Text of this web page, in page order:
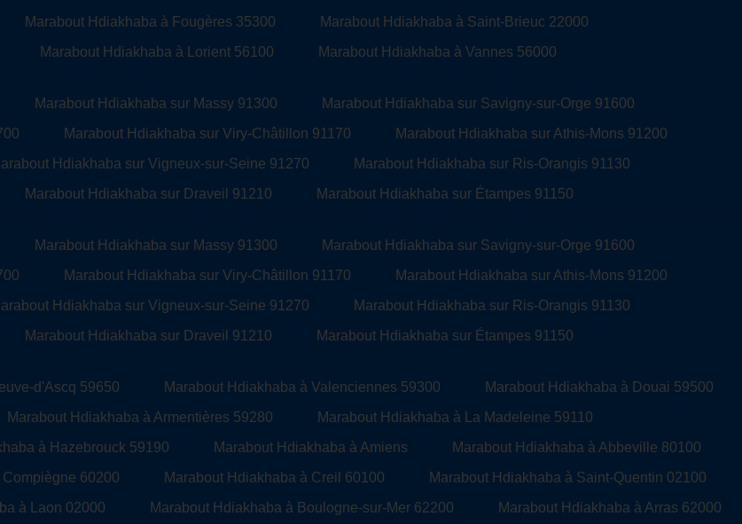
Marabout Hdiakhaba à Fougères 35300
Marabout Hdiakhaba à Saint-Brieuc 22000
Marabout Hdiakhaba à Lorient 56100 Marabout Hdiakhaba à Vannes 56000
Marabout Hdiakhaba sur Massy 91300
Marabout Hdiakhaba sur Savigny-sur-Orge 91600
Marabout Hdiakhaba sur Viry-Châtillon 91170
Marabout Hdiakhaba sur Athis-Mons 91200
Hdiakhaba sur Vigneux-sur-Seine 91270
Marabout Hdiakhaba sur Ris-Orangis 91130
Marabout Hdiakhaba sur Draveil 91210 Marabout Hdiakhaba sur Étampes 91150
Marabout Hdiakhaba sur Massy 91300
Marabout Hdiakhaba sur Savigny-sur-Orge 91600
Marabout Hdiakhaba sur Viry-Châtillon 91170
Marabout Hdiakhaba sur Athis-Mons 91200
Hdiakhaba sur Vigneux-sur-Seine 91270
Marabout Hdiakhaba sur Ris-Orangis 91130
Marabout Hdiakhaba sur Draveil 91210 Marabout Hdiakhaba sur Étampes 91150
d'Ascq 59650 Marabout Hdiakhaba à Valenciennes 59300
Marabout Hdiakhaba à Douai 59500
Marabout Hdiakhaba à Armentières 59280
Marabout Hdiakhaba à La Madeleine 59110
à Hazebrouck 59190 Marabout Hdiakhaba à Amiens
Marabout Hdiakhaba à Abbeville 80100
60200 Marabout Hdiakhaba à Creil 60100
Marabout Hdiakhaba à Saint-Quentin 02100
à Laon 02000 Marabout Hdiakhaba à Boulogne-sur-Mer 62200 Marabout Hdiakhaba à Arras 62000